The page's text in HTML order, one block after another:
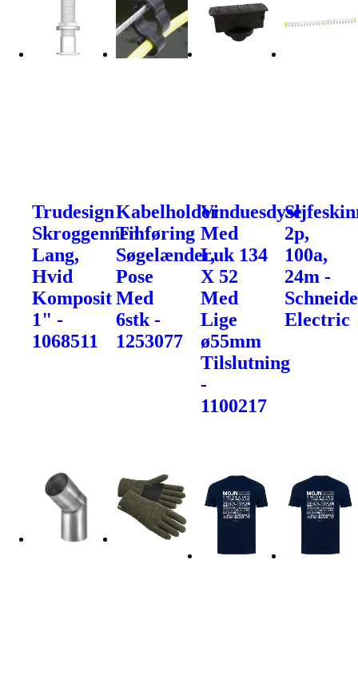
Trudesign
Skroggennemføring
Lang,
Hvid
Komposit
1" -
1068511
Kabelholder
Til
Søgelænder,
Pose
Med
6stk -
1253077
Vinduesdyse
Med
Luk 134
X 52
Med
Lige
ø55mm
Tilslutning
-
1100217
2p,
100a,
24m -
Electric